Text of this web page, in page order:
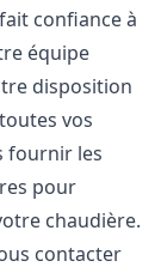
confiance à
équipe
disposition
vos
fournir les
pour
chaudière.
contacter